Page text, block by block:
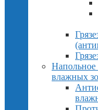
Напольное
влажных